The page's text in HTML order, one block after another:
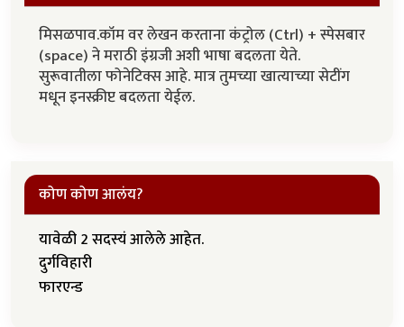
मिसळपाव.कॉम वर लेखन करताना कंट्रोल (Ctrl) + स्पेसबार
(space) ने मराठी इंग्रजी अशी भाषा बदलता येते.
सुरूवातीला फोनेटिक्स आहे. मात्र तुमच्या खात्याच्या सेटींग
मधून इनस्क्रीप्ट बदलता येईल.
कोण कोण आलंय?
यावेळी 2 सदस्यं आलेले आहेत.
दुर्गविहारी
फारएन्ड